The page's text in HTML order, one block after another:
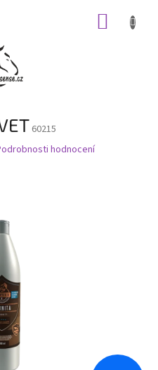
60215
hodnocení